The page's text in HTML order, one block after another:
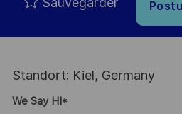
Standort: Kiel, Germany
We Say HI*